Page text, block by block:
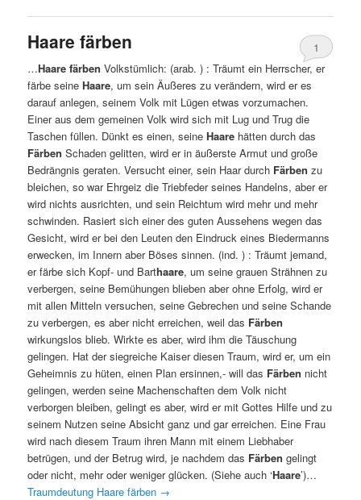
Haare färben
1
…Haare färben Volkstümlich: (arab. ) : Träumt ein Herrscher, er
färbe seineHaare, um sein Äußeres zu verändern, wird er es
darauf anlegen, seinem Volk mit Lügen etwas vorzumachen.
Einer aus dem gemeinen Volk wird sich mit Lug und Trug die
Taschen füllen. Dünkt es einen, seineHaare hätten durch das
Färben Schaden gelitten, wird er in äußerste Armut und große
Bedrängnis geraten. Versucht einer, sein Haar durch Färben zu
bleichen, so war Ehrgeiz die Triebfeder seines Handelns, aber er
wird nichts ausrichten, und sein Reichtum wird mehr und mehr
schwinden. Rasiert sich einer des guten Aussehens wegen das
Gesicht, wird er bei den Leuten den Eindruck eines Biedermanns
erwecken, im Innern aber Böses sinnen. (ind. ) : Träumt jemand,
er färbe sich Kopf- und Barthaare, um seine grauen Strähnen zu
verbergen, seine Bemühungen blieben aber ohne Erfolg, wird er
mit allen Mitteln versuchen, seine Gebrechen und seine Schande
zu verbergen, es aber nicht erreichen, weil das Färben
wirkungslos blieb. Wirkte es aber, wird ihm die Täuschung
gelingen. Hat der siegreiche Kaiser diesen Traum, wird er, um ein
Geheimnis zu hüten, einen Plan ersinnen,- will das Färben nicht
gelingen, werden seine Machenschaften dem Volk nicht
verborgen bleiben, gelingt es aber, wird er mit Gottes Hilfe und zu
seinem Nutzen seine Absicht ganz und gar erreichen. Eine Frau
wird nach diesem Traum ihren Mann mit einem Liebhaber
betrügen, und der Betrug wird, je nachdem das Färben gelingt
oder nicht, mehr oder weniger glücken. (Siehe auch ‘Haare’)…
Traumdeutung Haare färben →